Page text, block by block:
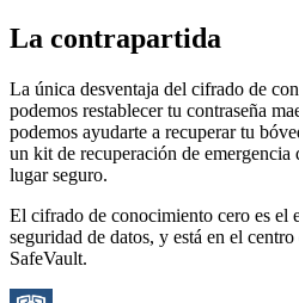
La contrapartida
La única desventaja del cifrado de
podemos restablecer tu contraseña
podemos ayudarte a recuperar tu
un kit de recuperación de emergencia
lugar seguro.
El cifrado de conocimiento cero es el
seguridad de datos, y está en el
SafeVault.